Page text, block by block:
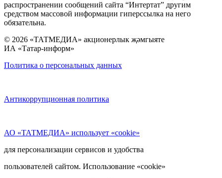
распространении сообщений сайта “Интертат” другим
средством массовой информации гиперссылка на него
обязательна.
© 2026 «ТАТМЕДИА» акционерлык җәмгыяте
ИА «Татар-информ»
Политика о персональных данных
Антикоррупционная политика
АО «ТАТМЕДИА» использует «cookie»
для персонализации сервисов и удобства
пользователей сайтом. Использование «cookie»